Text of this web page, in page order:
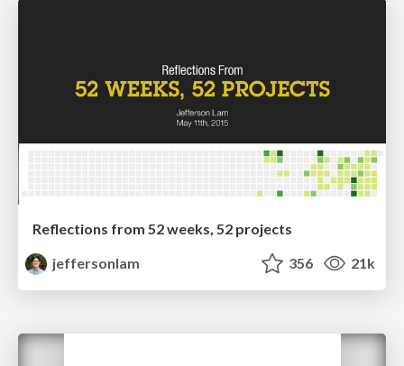
Reflections from 52 weeks, 52 projects
jeffersonlam
356 21k